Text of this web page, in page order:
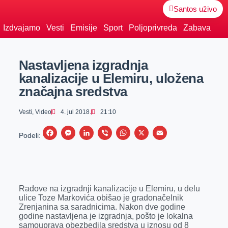
Santos uživo
Izdvajamo Vesti Emisije Sport Poljoprivreda Zabava
Nastavljena izgradnja
kanalizacije u Elemiru, uložena
značajna sredstva
Vesti, Video 4. jul 2018. 21:10
Podeli:
F
b
o
o
M
e
n
g
L
e
d
I
V
r
W
s
A
p
X
E
l
Radove na izgradnji kanalizacije u Elemiru, u delu
ulice Toze Markovića obišao je gradonačelnik
Zrenjanina sa saradnicima. Nakon dve godine
godine nastavljena je izgradnja, pošto je lokalna
samouprava obezbedila sredstva u iznosu od 8